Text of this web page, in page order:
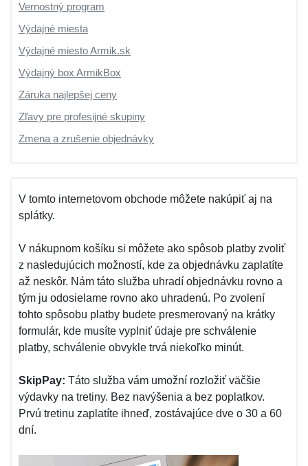
Vernostný program
Výdajné miesta
Výdajné miesto Armik.sk
Výdajný box ArmikBox
Záruka najlepšej ceny
Zľavy pre profesijné skupiny
Zmena a zrušenie objednávky
V tomto internetovom obchode môžete nakúpiť aj na
splátky.
V nákupnom košíku si môžete ako spôsob platby zvoliť
z nasledujúcich možností, kde za objednávku zaplatíte
až neskôr. Nám táto služba uhradí objednávku rovno a
tým ju odosielame rovno ako uhradenú. Po zvolení
tohto spôsobu platby budete presmerovaný na krátky
formulár, kde musíte vyplniť údaje pre schválenie
platby, schválenie obvykle trvá niekoľko minút.
SkipPay: Táto služba vám umožní rozložiť väčšie
výdavky na tretiny. Bez navýšenia a bez poplatkov.
Prvú tretinu zaplatíte ihneď, zostávajúce dve o 30 a 60
dní.